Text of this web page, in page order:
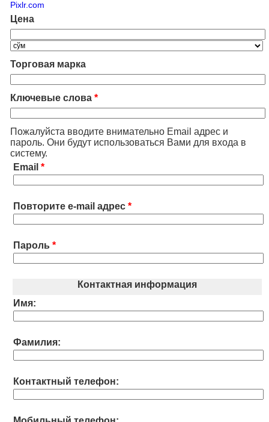
Pixlr.com
Цена
Торговая марка
Ключевые слова *
Пожалуйста вводите внимательно Email адрес и
пароль. Они будут использоваться Вами для входа в
систему.
Email *
Повторите e-mail адрес *
Пароль *
Контактная информация
Имя:
Фамилия:
Контактный телефон: